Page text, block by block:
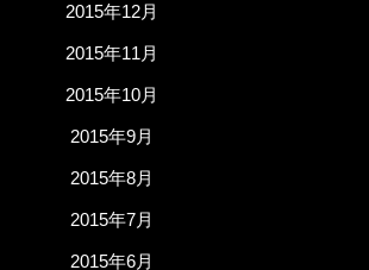
2015年12月
2015年11月
2015年10月
2015年9月
2015年8月
2015年7月
2015年6月